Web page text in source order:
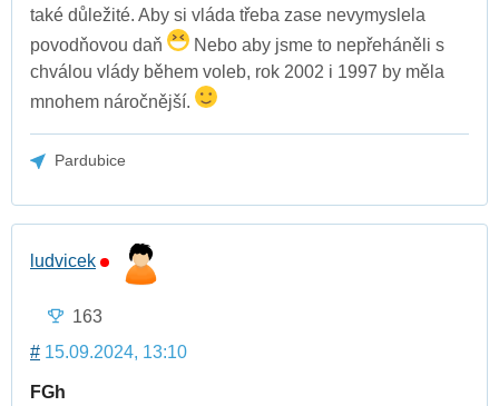
také důležité. Aby si vláda třeba zase nevymyslela
povodňovou daň
Nebo aby jsme to nepřeháněli s
chválou vlády během voleb, rok 2002 i 1997 by měla
mnohem náročnější.
Pardubice
ludvicek
163
# 15.09.2024, 13:10
FGh